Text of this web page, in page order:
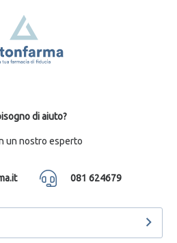
di aiuto?
un nostro esperto
081 624679